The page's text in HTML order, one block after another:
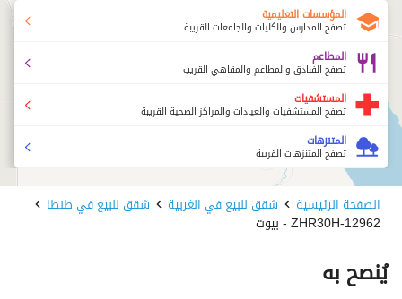
المؤسسات التعليمية
تصفح المدارس والكليات والجامعات القريبة
المطاعم
تصفح الفنادق والمطاعم والمقاهي القريب
المستشفيات
تصفح المستشفيات والعيادات والمراكز الصحية القريبة
المتنزهات
تصفح المتنزهات القريبة
الصفحة الرئيسية شقق للبيع في الغربية شقق للبيع في طنطا
12962-ZHR30H - بيوت
يُنصح به